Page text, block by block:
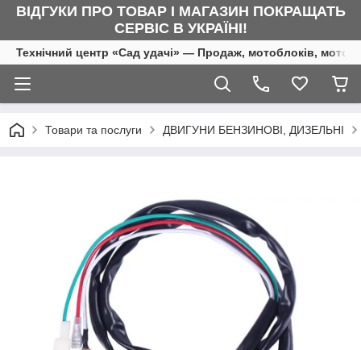
ВІДГУКИ ПРО ТОВАР І МАГАЗИН ПОКРАЩАТЬ
СЕРВІС В УКРАЇНІ!
Технічний центр «Сад удачі» — Продаж, мотоблоків,
Товари та послуги ДВИГУНИ БЕНЗИНОВІ, ДИЗЕЛЬНІ